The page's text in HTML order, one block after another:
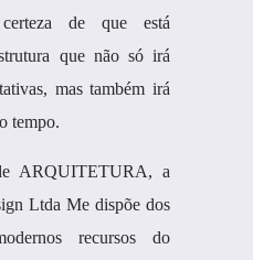
de que está
que não só irá
mas também irá
tempo.
ARQUITETURA, a
Ltda Me dispõe dos
recursos do